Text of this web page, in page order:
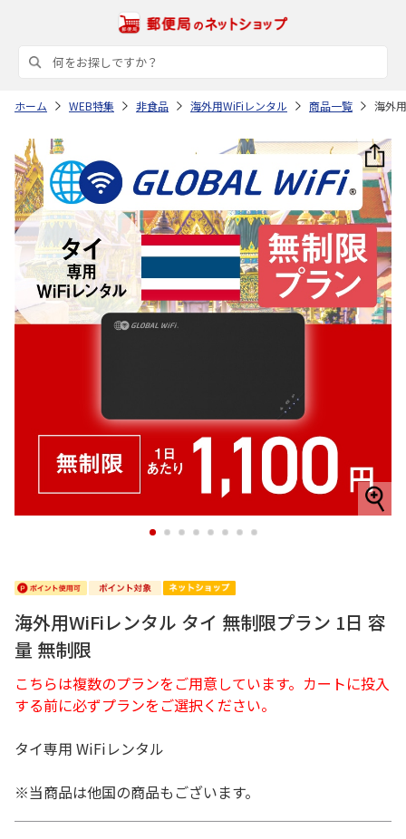
ホーム WEB特集 非食品 海外用WiFiレンタル 商品一覧 海外
1 2 3 4 5 6 7 8
海外用WiFiレンタル タイ 無制限プラン 1日 容
量 無制限
こちらは複数のプランをご用意しています。カートに投入
する前に必ずプランをご選択ください。
タイ専用 WiFiレンタル
※当商品は他国の商品もございます。